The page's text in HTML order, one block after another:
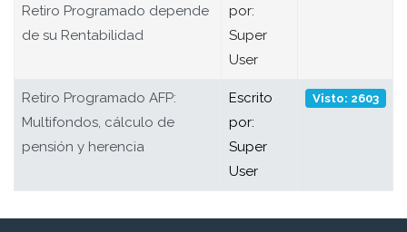
Retiro Programado depende
de su Rentabilidad
por:
Super
User
Retiro Programado AFP:
Multifondos, cálculo de
pensión y herencia
Escrito
por:
Super
User
Visto: 2603